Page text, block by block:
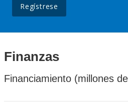
Regístrese
Finanzas
Financiamiento (millones